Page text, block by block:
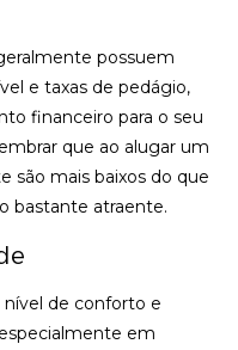
possuem
e taxas de pedágio,
financeiro para o seu
que ao alugar um
são mais baixos do que
bastante atraente.
de conforto e
em